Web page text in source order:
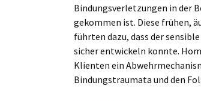
Bindungsverletzungen in der
gekommen ist. Diese frühen,
führten dazu, dass der
sicher entwickeln konnte.
Klienten ein
Bindungstraumata und den